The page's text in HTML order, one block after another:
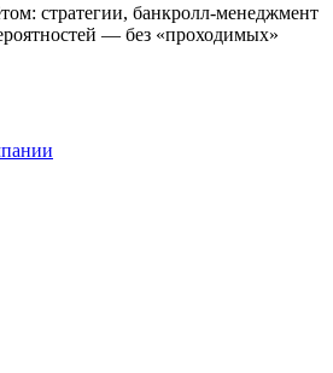
стратегии, банкролл-менеджмент
— без «проходимых»